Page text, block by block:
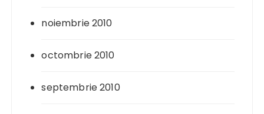
noiembrie 2010
octombrie 2010
septembrie 2010